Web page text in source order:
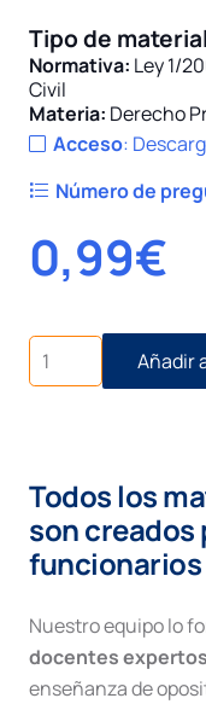
Tipo de
Normativa: Ley 1/
Civil
Materia: Derecho
Acceso:
Número de
0,99€
Civil
número
cantidad
Añadir
Todos los
son creados
Nuestro equipo lo
docentes
enseñanza de